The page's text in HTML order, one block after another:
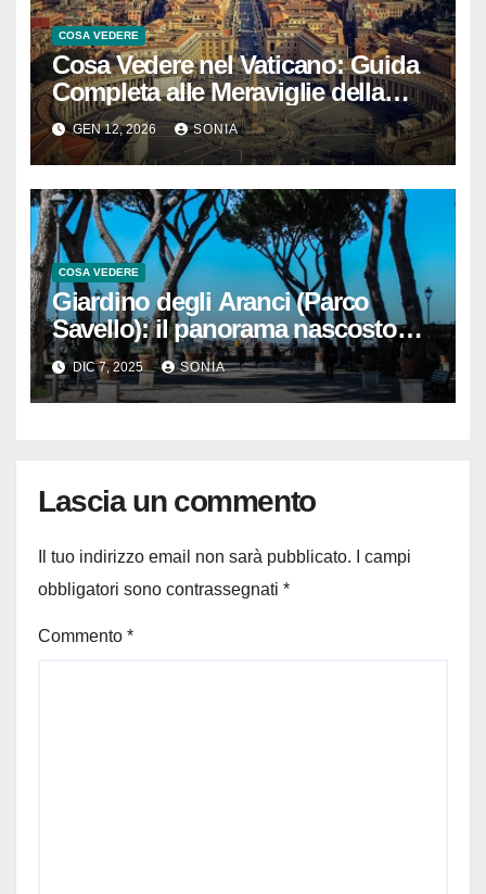
COSA VEDERE
Cosa Vedere nel Vaticano: Guida
Completa alle Meraviglie della
Città del Papa
GEN 12, 2026 SONIA
COSA VEDERE
Giardino degli Aranci (Parco
Savello): il panorama nascosto
che domina il Tevere
DIC 7, 2025 SONIA
Lascia un commento
Il tuo indirizzo email non sarà pubblicato.
I campi
obbligatori sono contrassegnati *
Commento *